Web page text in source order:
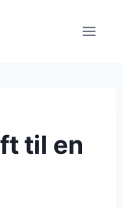
til en